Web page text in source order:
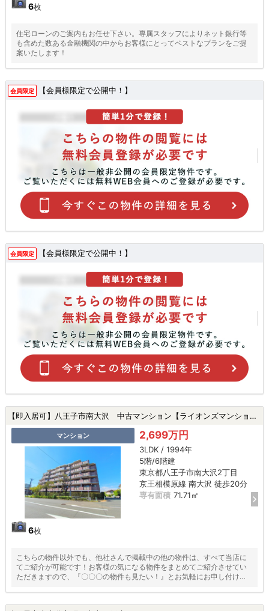
6枚
住宅ローンのご案内もお任せ下さい。専属スタッフによりネット銀行等
も含めた数ある金融機関の中からお客様にとってベストなプランをご提
案いたします！
会員限定 【会員様限定で公開中！】
会員限定 【会員様限定で公開中！】
【即入居可】八王子市南大沢 中古マンション【ライオンズマンション南大沢】★南大沢駅・新規リフォーム・アフターサービス保証★|八王子市南大沢2丁目の中古マンション
マンション
6枚
2,699万円
3LDK / 1994年
5階/6階建
東京都八王子市南大沢2丁目
京王相模原線 南大沢 徒歩20分
専有面積 71.71㎡
こちらの物件以外でも、他社さんで掲載中の他の物件は、すべて当店に
てご紹介が可能です！お客様の気になる物件をまとめてご紹介させてい
ただきますので、『〇〇〇の物件も見たい！』とお気軽にお申し付けく